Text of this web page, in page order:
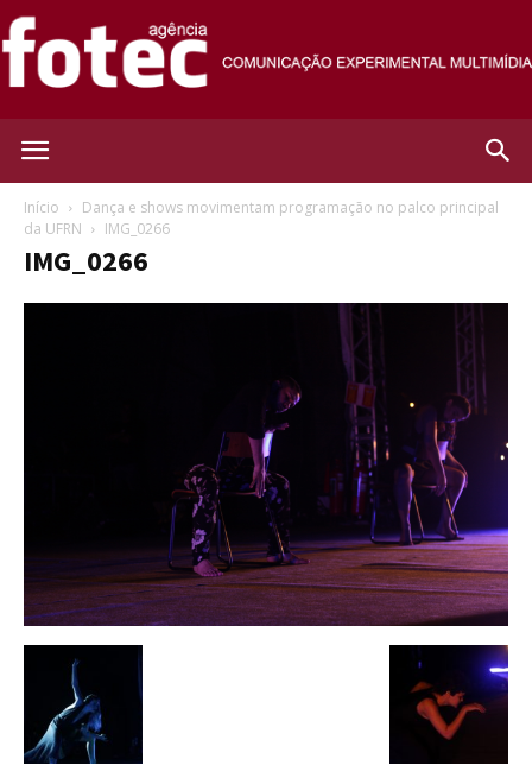
Início
Dança e shows movimentam programação no palco principal
da UFRN
IMG_0266
IMG_0266